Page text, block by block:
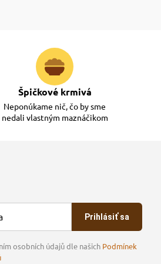
Špičkové krmivá
Neponúkame nič, čo by sme
nedali vlastným maznáčikom
Prihlásiť sa
osobních údajů dle našich Podmínek